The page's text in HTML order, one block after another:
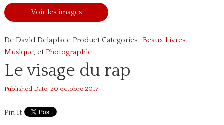
Voir les images
De David Delaplace Product Categories : Beaux Livres,
Musique, et Photographie
Le visage du rap
Published Date: 20 octobre 2017
Pin It